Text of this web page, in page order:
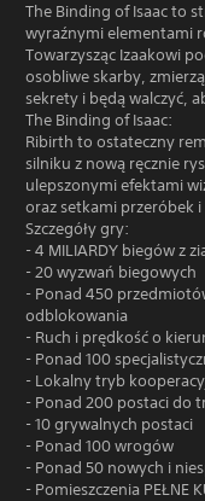
The Binding of Isaac to
wyraźnymi elementami
Towarzysząc Izaakowi
osobliwe skarby,
sekrety i będą walczyć,
The Binding of Isaac:
Ribirth to ostateczny
silniku z nową ręcznie
ulepszonymi efektami
oraz setkami przeróbek
Szczegóły gry:
- 4 MILIARDY biegów z
- 20 wyzwań biegowych
- Ponad 450
odblokowania
- Ruch i prędkość o
- Ponad 100
- Lokalny tryb
- Ponad 200 postaci do
- 10 grywalnych postaci
- Ponad 100 wrogów
- Ponad 50 nowych i
- Pomieszczenia PEŁNE